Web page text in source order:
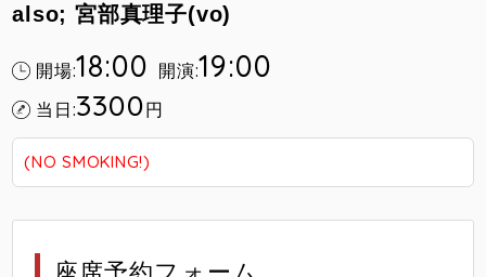
also; 宮部真理子(vo)
開場:18:00 開演:19:00
当日:3300円
(NO SMOKING!)